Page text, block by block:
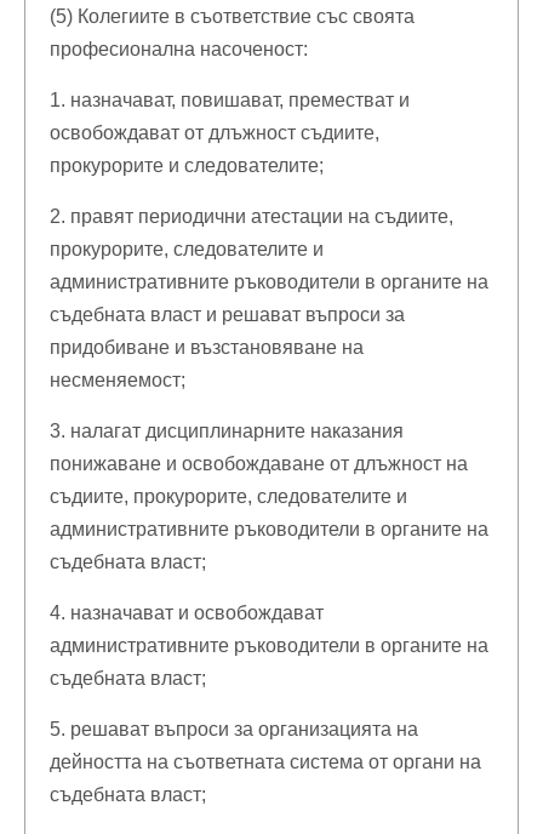
(5) Колегиите в съответствие със своята
професионална насоченост:
1. назначават, повишават, преместват и
освобождават от длъжност съдиите,
прокурорите и следователите;
2. правят периодични атестации на съдиите,
прокурорите, следователите и
административните ръководители в органите на
съдебната власт и решават въпроси за
придобиване и възстановяване на
несменяемост;
3. налагат дисциплинарните наказания
понижаване и освобождаване от длъжност на
съдиите, прокурорите, следователите и
административните ръководители в органите на
съдебната власт;
4. назначават и освобождават
административните ръководители в органите на
съдебната власт;
5. решават въпроси за организацията на
дейността на съответната система от органи на
съдебната власт;